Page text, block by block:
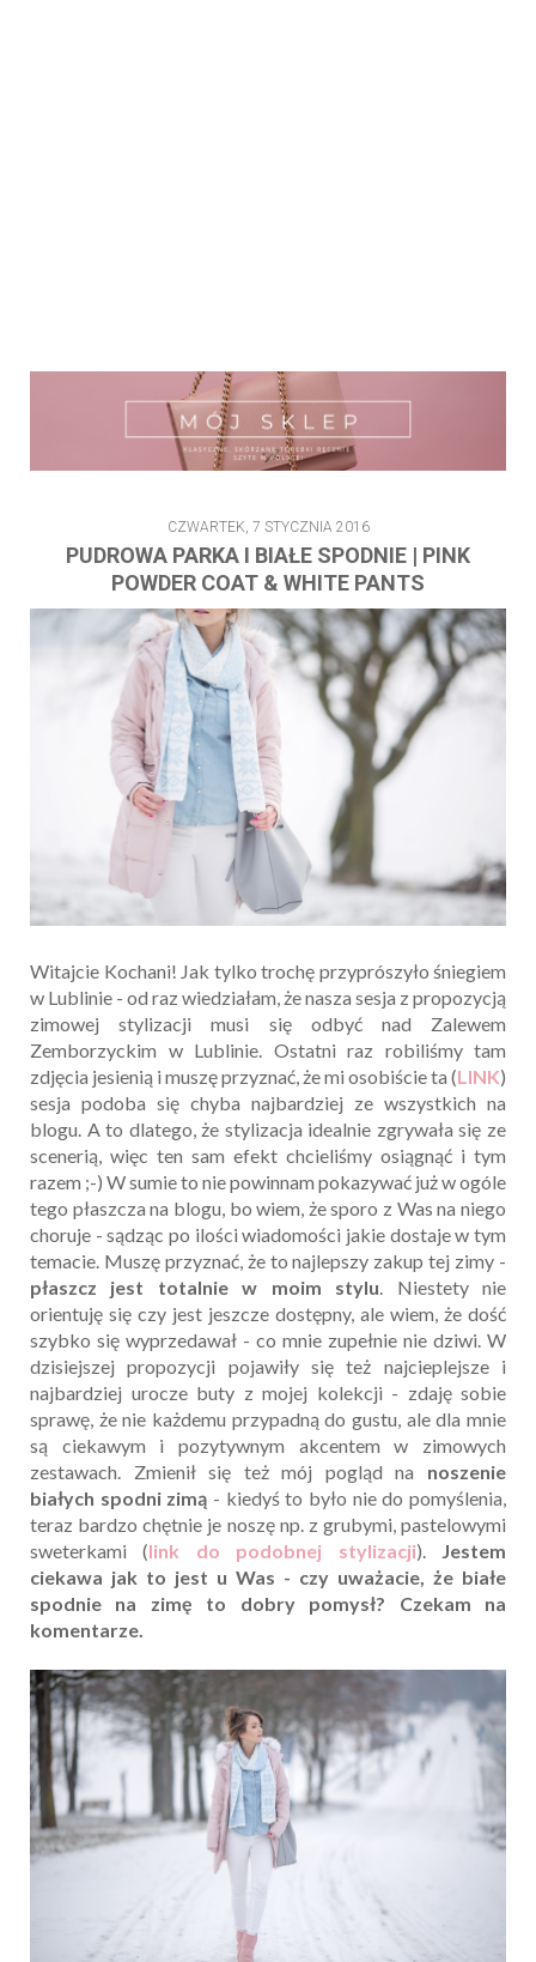
CZWARTEK, 7 STYCZNIA 2016
PUDROWA PARKA I BIAŁE SPODNIE | PINK
POWDER COAT & WHITE PANTS
Witajcie Kochani! Jak tylko trochę przyprószyło śniegiem
w Lublinie - od raz wiedziałam, że nasza sesja z propozycją
zimowej stylizacji musi się odbyć nad Zalewem
Zemborzyckim w Lublinie. Ostatni raz robiliśmy tam
zdjęcia jesienią i muszę przyznać, że mi osobiście ta (LINK)
sesja podoba się chyba najbardziej ze wszystkich na
blogu. A to dlatego, że stylizacja idealnie zgrywała się ze
scenerią, więc ten sam efekt chcieliśmy osiągnąć i tym
razem ;-) W sumie to nie powinnam pokazywać już w ogóle
tego płaszcza na blogu, bo wiem, że sporo z Was na niego
choruje - sądząc po ilości wiadomości jakie dostaje w tym
temacie. Muszę przyznać, że to najlepszy zakup tej zimy -
płaszcz jest totalnie w moim stylu. Niestety nie
orientuję się czy jest jeszcze dostępny, ale wiem, że dość
szybko się wyprzedawał - co mnie zupełnie nie dziwi. W
dzisiejszej propozycji pojawiły się też najcieplejsze i
najbardziej urocze buty z mojej kolekcji - zdaję sobie
sprawę, że nie każdemu przypadną do gustu, ale dla mnie
są ciekawym i pozytywnym akcentem w zimowych
zestawach. Zmienił się też mój pogląd na noszenie
białych spodni zimą - kiedyś to było nie do pomyślenia,
teraz bardzo chętnie je noszę np. z grubymi, pastelowymi
sweterkami (link do podobnej stylizacji). Jestem
ciekawa jak to jest u Was - czy uważacie, że białe
spodnie na zimę to dobry pomysł? Czekam na
komentarze.